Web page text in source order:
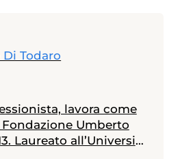
Di Todaro
lavora come
Umberto
Laureato all’Università